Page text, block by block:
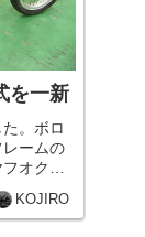
を一新
。ボロ
ームの
オクで
式を仮取
一式交換
りと下
KOJIRO